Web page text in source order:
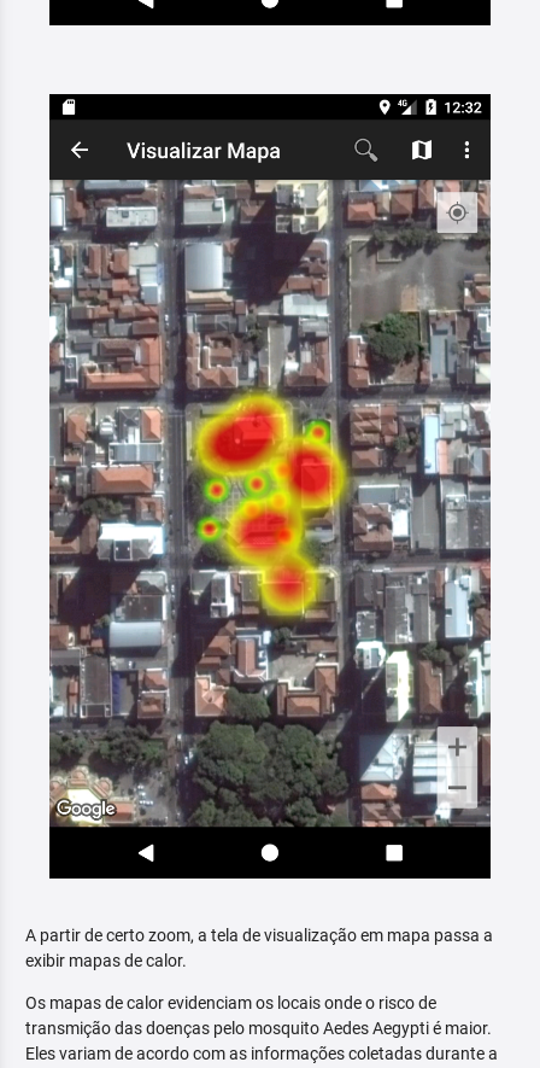
A partir de certo zoom, a tela de visualização em mapa passa a
exibir mapas de calor.
Os mapas de calor evidenciam os locais onde o risco de
transmição das doenças pelo mosquito Aedes Aegypti é maior.
Eles variam de acordo com as informações coletadas durante a